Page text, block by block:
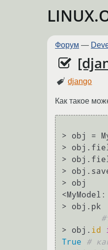
Форум —
django
Как такое
> obj =
>
>
>
> obj
> obj.pk
> obj. id
True
#